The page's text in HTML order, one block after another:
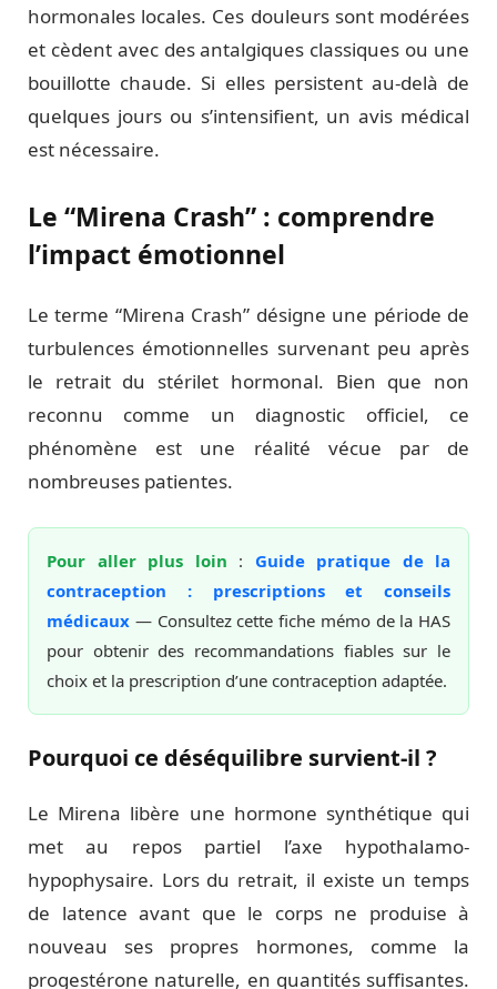
hormonales locales. Ces douleurs sont modérées
et cèdent avec des antalgiques classiques ou une
bouillotte chaude. Si elles persistent au-delà de
quelques jours ou s’intensifient, un avis médical
est nécessaire.
Le “Mirena Crash” : comprendre
l’impact émotionnel
Le terme “Mirena Crash” désigne une période de
turbulences émotionnelles survenant peu après
le retrait du stérilet hormonal. Bien que non
reconnu comme un diagnostic officiel, ce
phénomène est une réalité vécue par de
nombreuses patientes.
Pour aller plus loin : Guide pratique de la
contraception : prescriptions et conseils
médicaux — Consultez cette fiche mémo de la HAS
pour obtenir des recommandations fiables sur le
choix et la prescription d’une contraception adaptée.
Pourquoi ce déséquilibre survient-il ?
Le Mirena libère une hormone synthétique qui
met au repos partiel l’axe hypothalamo-
hypophysaire. Lors du retrait, il existe un temps
de latence avant que le corps ne produise à
nouveau ses propres hormones, comme la
progestérone naturelle, en quantités suffisantes.